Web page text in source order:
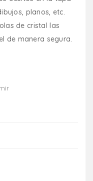
planos, etc.
de cristal las
de manera segura.